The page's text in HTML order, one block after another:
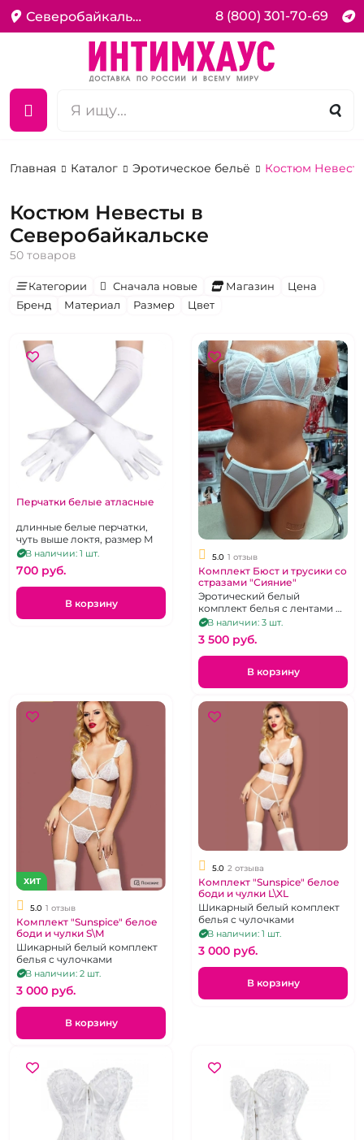
Северобайкальск 8 (800) 301-70-69
Главная Каталог Эротическое бельё Костюм
Костюм Невесты в
Северобайкальске
50 товаров
Категории Сначала новые Магазин
Цена
Бренд
Материал Размер Цвет
Перчатки белые атласные
длинные белые перчатки,
чуть выше локтя, размер М
В наличии: 1 шт.
700 pуб.
В корзину
5.0 1 отзыв
Комплект Бюст и трусики со
стразами "Сияние"
Эротический белый
комплект белья с лентами из
страз, бюст+трусики. размер
В наличии: 3 шт.
3 500 pуб.
В корзину
ХИТ
5.0 1 отзыв
Комплект "Sunspice" белое
боди и чулки S\М
Шикарный белый комплект
белья с чулочками
В наличии: 2 шт.
3 000 pуб.
В корзину
5.0 2 отзыва
Комплект "Sunspice" белое
боди и чулки L\XL
Шикарный белый комплект
белья с чулочками
В наличии: 1 шт.
3 000 pуб.
В корзину